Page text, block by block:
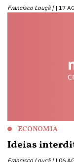
Francisco Louçã | 17
ECONOMIA
Ideias
Francisco Louçã | 06